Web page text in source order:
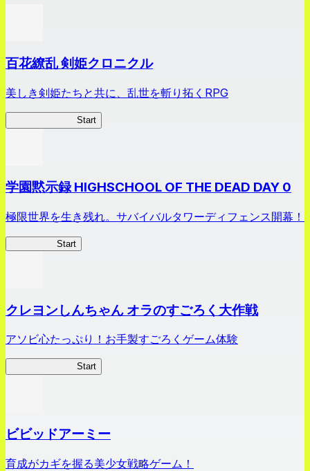
百花繚乱 剣姫クロニクル
美しき剣姫たちと共に、乱世を斬り拓くRPG
Start
学園黙示録 HIGHSCHOOL OF THE DEAD DAY 0
極限世界を生き残れ。サバイバルタワーディフェンス開幕！
Start
クレヨンしんちゃん オラのすごろく大作戦
アソビ心たっぷり！お手製すごろくゲーム体験
Start
ビビッドアーミー
育成がカギを握る美少女戦略ゲーム！